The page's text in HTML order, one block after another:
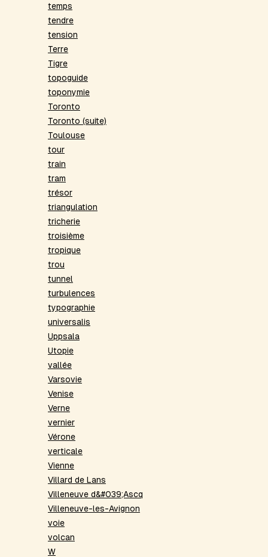
temps
tendre
tension
Terre
Tigre
topoguide
toponymie
Toronto
Toronto (suite)
Toulouse
tour
train
tram
trésor
triangulation
tricherie
troisième
tropique
trou
tunnel
turbulences
typographie
universalis
Uppsala
Utopie
vallée
Varsovie
Venise
Verne
vernier
Vérone
verticale
Vienne
Villard de Lans
Villeneuve d&#039;Ascq
Villeneuve-les-Avignon
voie
volcan
W